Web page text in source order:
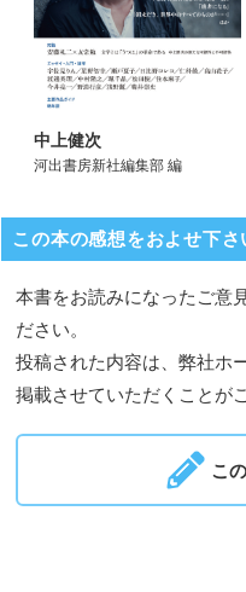
中上健次
河出書房新社編集部 編
この本の感想をおよせ下さ
本書をお読みになったご意
ださい。
投稿された内容は、弊社ホ
掲載させていただくことが
こ